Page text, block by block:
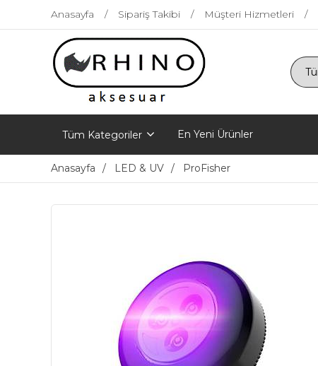
Anasayfa Sipariş Takibi Müşteri Hizmetleri
Tüm Kategoriler En Yeni Ürünler
Anasayfa LED & UV ProFisher